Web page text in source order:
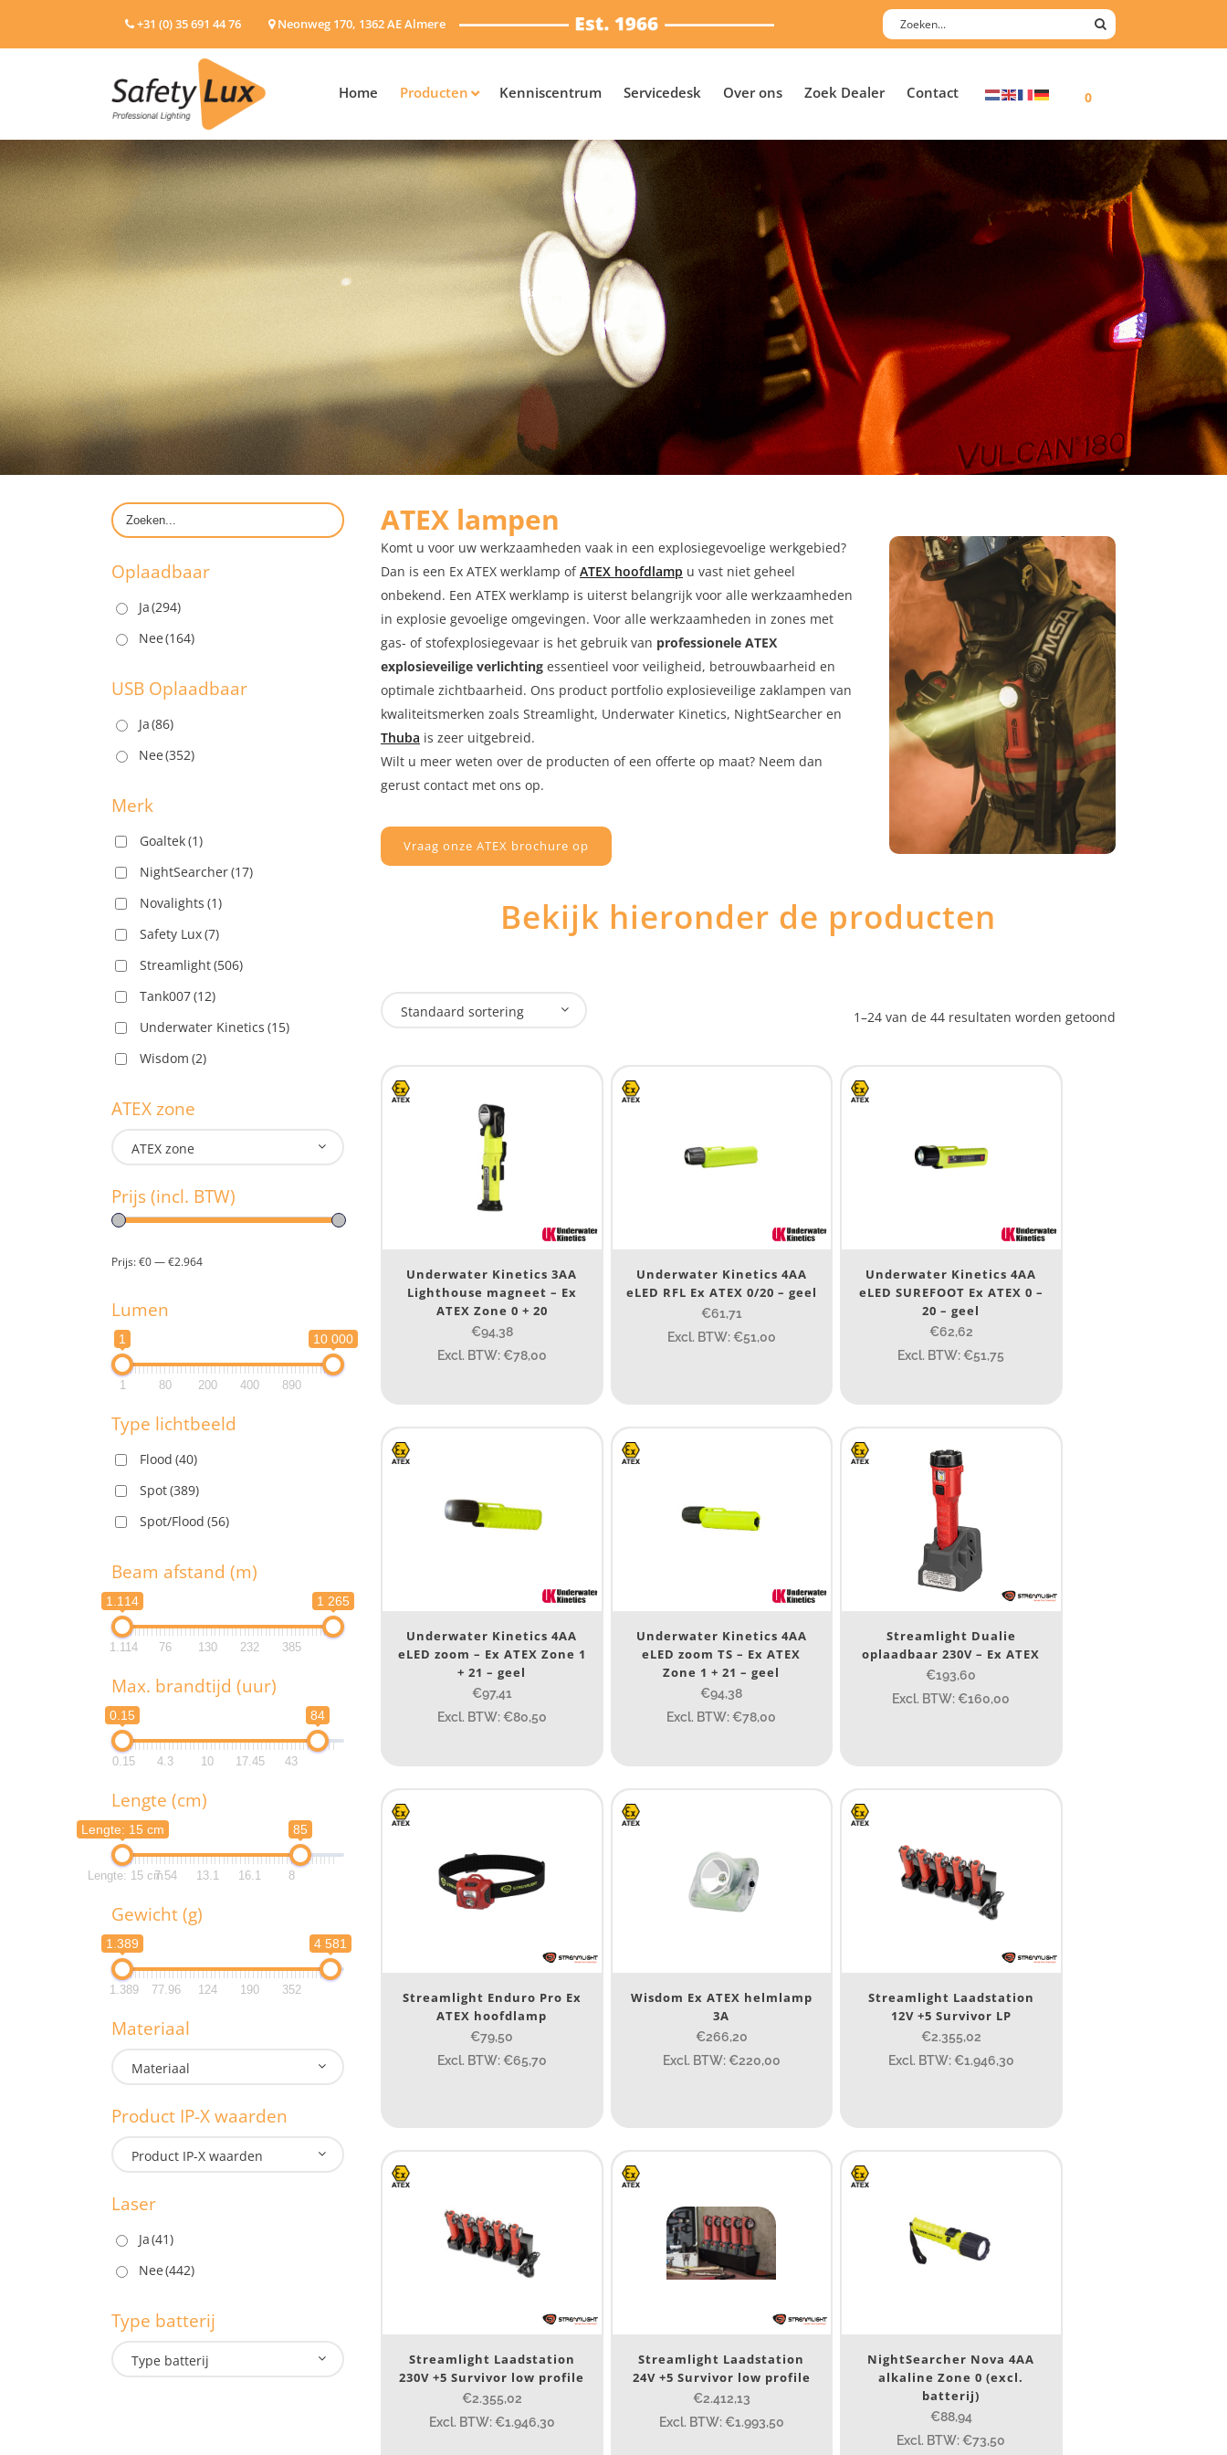
+31 (0) 35 691 44 76 Neonweg 170, 1362 AE Almere
0
Home Producten Kenniscentrum Servicedesk Over ons Zoek Dealer Contact
Oplaadbaar
Ja(294)
Nee(164)
USB Oplaadbaar
Ja(86)
Nee(352)
Merk
Goaltek(1)
NightSearcher(17)
Novalights (1)
Safety Lux(7)
Streamlight(506)
Tank007(12)
Underwater Kinetics (15)
Wisdom (2)
ATEX zone
ATEX zone
Prijs (incl. BTW)
Prijs:€0—€2.964
Lumen
1 10 000
1 80 200 400 890
Type lichtbeeld
Flood (40)
Spot(389)
Spot/Flood (56)
Beam afstand (m)
1.114 1 265
1.114 76 130 232 385
Max. brandtijd (uur)
0.15 84
0.15 4.3 10 17.45 43
Lengte (cm)
Lengte: 15 cm 85
Lengte: 15 cm7.54 13.1 16.1 8
Gewicht (g)
1.389 4 581
1.389 77.96 124 190 352
Materiaal
Materiaal
Product IP-X waarden
Product IP-X waarden
Laser
Ja(41)
Nee(442)
Type batterij
Type batterij
ATEX lampen
Komt u voor uw werkzaamheden vaak in een explosiegevoelige werkgebied?
Dan is een Ex ATEX werklamp ofATEX hoofdlamp u vast niet geheel
onbekend. Een ATEX werklamp is uiterst belangrijk voor alle werkzaamheden
in explosie gevoelige omgevingen. Voor alle werkzaamheden in zones met
gas- of stofexplosiegevaar is het gebruik van professionele ATEX
explosieveilige verlichting essentieel voor veiligheid, betrouwbaarheid en
optimale zichtbaarheid. Ons product portfolio explosieveilige zaklampen van
kwaliteitsmerken zoals Streamlight, Underwater Kinetics, NightSearcher en
Thuba is zeer uitgebreid.
Wilt u meer weten over de producten of een offerte op maat? Neem dan
gerust contact met ons op.
Vraag onze ATEX brochure op
Bekijk hieronder de producten
Oplaadbaar
USB Oplaadbaar
Nee(352)
Goaltek(1)
Streamlight(506)
ATEX zone
ATEX zone
PRIJS:
Lumen
80
Type lichtbeeld
(40)
Beam afstand (m)
1.114
130 385
Max. brandtijd (uur)
0.15 4.3 10 43
Lengte (cm)
Lengte: 15 cm
1–24 van de 44 resultaten worden getoond
Standaard sortering
Underwater Kinetics 3AA
Lighthouse magneet – Ex
ATEX Zone 0 + 20
€94,38
Excl. BTW: €78,00
Underwater Kinetics 4AA
eLED RFL Ex ATEX 0/20 – geel
€61,71
Excl. BTW: €51,00
Underwater Kinetics 4AA
eLED SUREFOOT Ex ATEX 0 –
20 – geel
€62,62
Excl. BTW: €51,75
Underwater Kinetics 4AA
eLED zoom – Ex ATEX Zone 1
+ 21 – geel
€97,41
Excl. BTW: €80,50
Underwater Kinetics 4AA
eLED zoom TS – Ex ATEX
Zone 1 + 21 – geel
€94,38
Excl. BTW: €78,00
Streamlight Dualie
oplaadbaar 230V – Ex ATEX
€193,60
Excl. BTW: €160,00
Streamlight Enduro Pro Ex
ATEX hoofdlamp
€79,50
Excl. BTW: €65,70
Wisdom Ex ATEX helmlamp
3A
€266,20
Excl. BTW: €220,00
Streamlight Laadstation
12V +5 Survivor LP
€2.355,02
Excl. BTW: €1.946,30
Streamlight Laadstation
230V +5 Survivor low profile
€2.355,02
Excl. BTW: €1.946,30
Streamlight Laadstation
24V +5 Survivor low profile
€2.412,13
Excl. BTW: €1.993,50
NightSearcher Nova 4AA
alkaline Zone 0 (excl.
batterij)
€88,94
Excl. BTW: €73,50